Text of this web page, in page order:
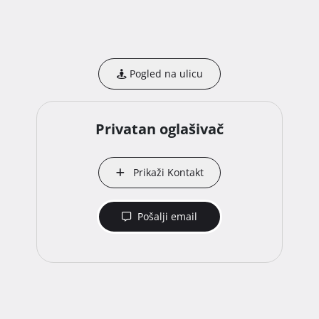
Pogled na ulicu
Privatan oglašivač
Prikaži Kontakt
Pošalji email